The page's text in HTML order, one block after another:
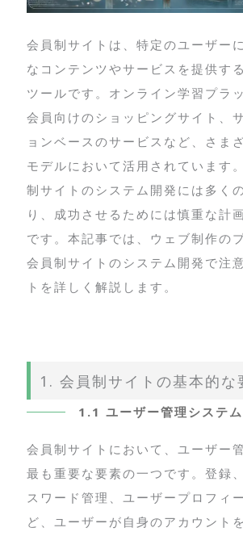
会員制サイトは、特定のユーザー
なコンテンツやサービスを提供す
ツールです。オンライン学習プラ
会員向けのショッピングサイト、
ョンベースのサービスなど、さま
モデルにおいて活用されています
制サイトのシステム開発には多く
り、成功させるためには慎重な計
です。本記事では、ウェブ制作の
会員制サイトのシステム開発で注
トを詳しく解説します。
1. 会員制サイトの基本的な
1.1 ユーザー管理システム
会員制サイトにおいて、ユーザー
最も重要な要素の一つです。登録
スワード管理、ユーザープロフィ
ど、ユーザーが自身のアカウント